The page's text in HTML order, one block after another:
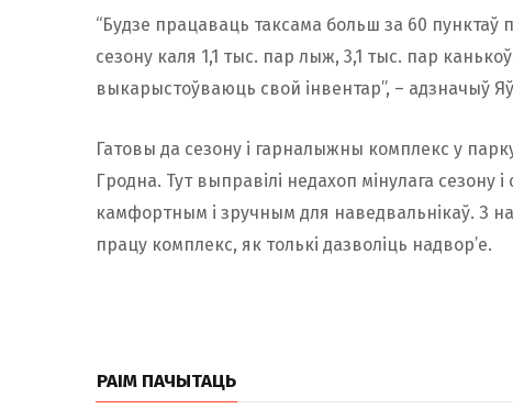
“Будзе працаваць таксама больш за 60 пунктаў
сезону каля 1,1 тыс. пар лыж, 3,1 тыс. пар
выкарыстоўваюць свой інвентар”, – адзначыў
Гатовы да сезону і гарналыжны комплекс у
Гродна. Тут выправілі недахоп мінулага
камфортным і зручным для наведвальнікаў. З
працу комплекс, як толькі дазволіць надвор’е.
РАІМ ПАЧЫТАЦЬ